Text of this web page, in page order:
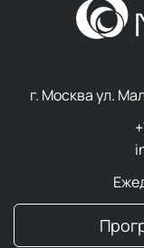
Комплекс
мировым
эксклюзивная
Всредствах с
г. Москва ул.